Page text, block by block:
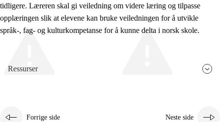
tidligere. Læreren skal gi veiledning om videre læring og tilpasse
opplæringen slik at elevene kan bruke veiledningen for å utvikle
språk-, fag- og kulturkompetanse for å kunne delta i norsk skole.
Ressurser
Forrige side Neste side